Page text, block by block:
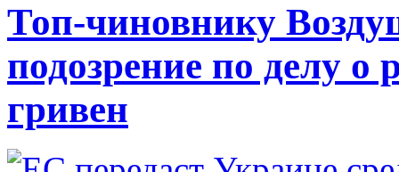
Топ-чиновнику
подозрение по делу о
гривен